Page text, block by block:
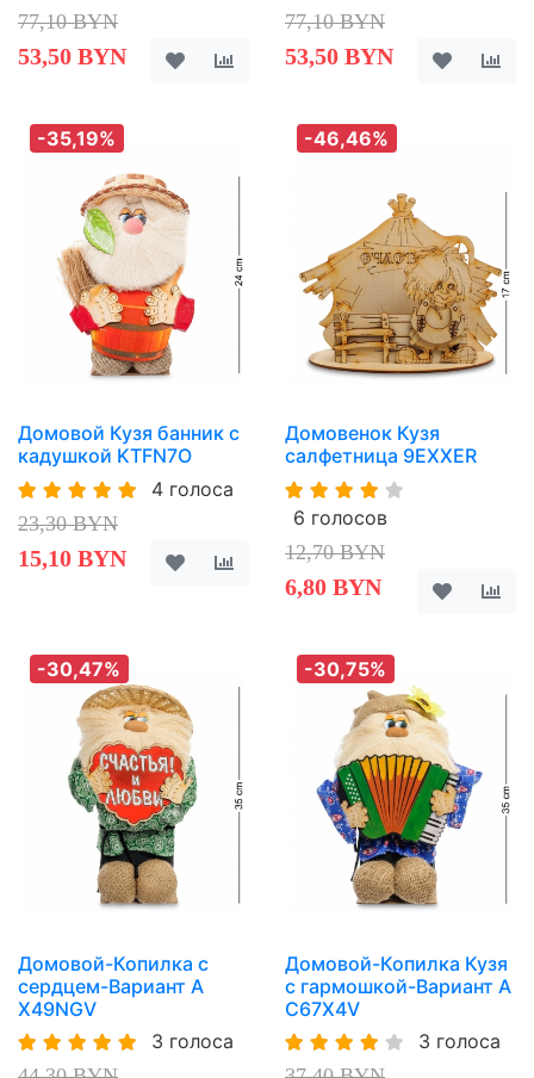
77,10 BYN
53,50 BYN
77,10 BYN
53,50 BYN
-35,19%
Домовой Кузя банник с
кадушкой KTFN7O
4 голоса
23,30 BYN
15,10 BYN
-46,46%
Домовенок Кузя
салфетница 9EXXER
6 голосов
12,70 BYN
6,80 BYN
-30,47%
Домовой-Копилка с
сердцем-Вариант A
X49NGV
3 голоса
-30,75%
Домовой-Копилка Кузя
с гармошкой-Вариант A
C67X4V
3 голоса